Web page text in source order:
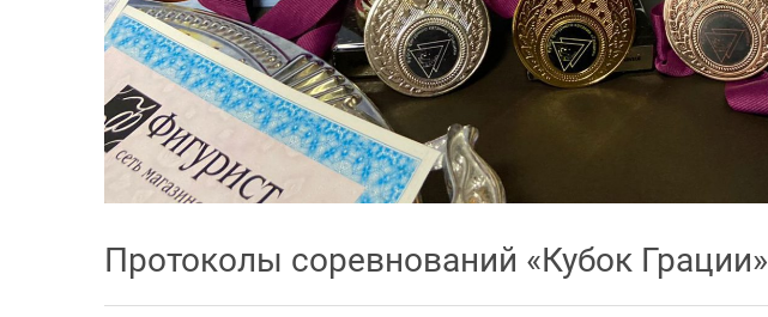
Протоколы соревнований «Кубок Грации»